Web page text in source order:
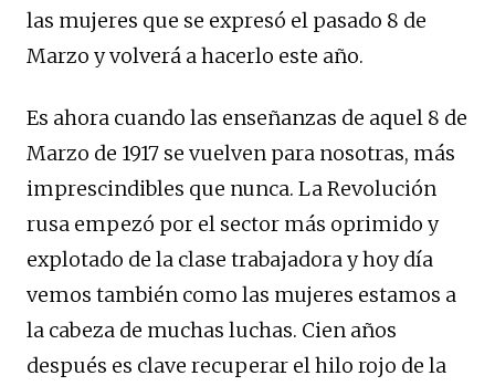
las mujeres que se expresó el pasado 8 de
Marzo y volverá a hacerlo este año.
Es ahora cuando las enseñanzas de aquel 8 de
Marzo de 1917 se vuelven para nosotras, más
imprescindibles que nunca. La Revolución
rusa empezó por el sector más oprimido y
explotado de la clase trabajadora y hoy día
vemos también como las mujeres estamos a
la cabeza de muchas luchas. Cien años
después es clave recuperar el hilo rojo de la